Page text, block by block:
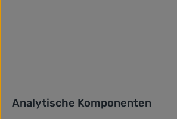
Analytische Komponenten